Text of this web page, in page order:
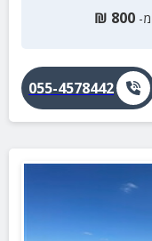
800
₪
055-4578442